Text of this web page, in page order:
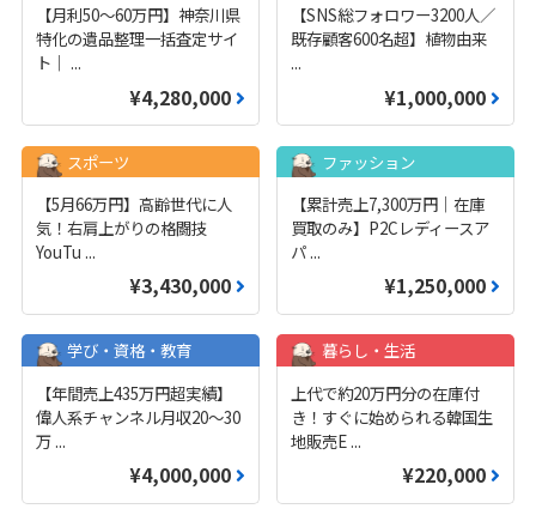
【月利50〜60万円】神奈川県
特化の遺品整理一括査定サイ
ト｜ ...
¥4,280,000
【SNS総フォロワー3200人／
既存顧客600名超】植物由来
...
¥1,000,000
スポーツ
【5月66万円】高齢世代に人
気！右肩上がりの格闘技
YouTu ...
¥3,430,000
ファッション
【累計売上7,300万円｜在庫
買取のみ】P2Cレディースア
パ ...
¥1,250,000
学び・資格・教育
【年間売上435万円超実績】
偉人系チャンネル月収20～30
万 ...
¥4,000,000
暮らし・生活
上代で約20万円分の在庫付
き！すぐに始められる韓国生
地販売E ...
¥220,000